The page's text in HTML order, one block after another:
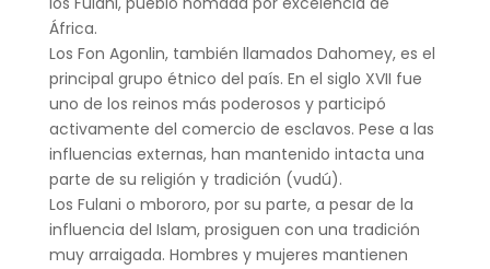
África.
Los Fon Agonlin, también llamados Dahomey, es el
principal grupo étnico del país. En el siglo XVII fue
uno de los reinos más poderosos y participó
activamente del comercio de esclavos. Pese a las
influencias externas, han mantenido intacta una
parte de su religión y tradición (vudú).
Los Fulani o mbororo, por su parte, a pesar de la
influencia del Islam, prosiguen con una tradición
muy arraigada. Hombres y mujeres mantienen